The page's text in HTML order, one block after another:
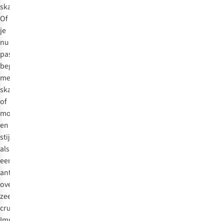
skating.
Of
je
nu
pas
begint
met
skaten
of
moeiteloos
en
stijlvol
als
een
antilope
over
zeedijken
cruist,